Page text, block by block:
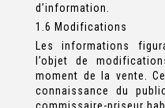
d’information.
1.6 Modifications
Les informations
l’objet de
moment de la vente.
connaissance du
commissaire-priseur